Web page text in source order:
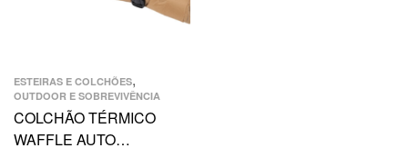
ESTEIRAS E COLCHÕES,
OUTDOOR E SOBREVIVÊNCIA
COLCHÃO TÉRMICO
WAFFLE AUTO